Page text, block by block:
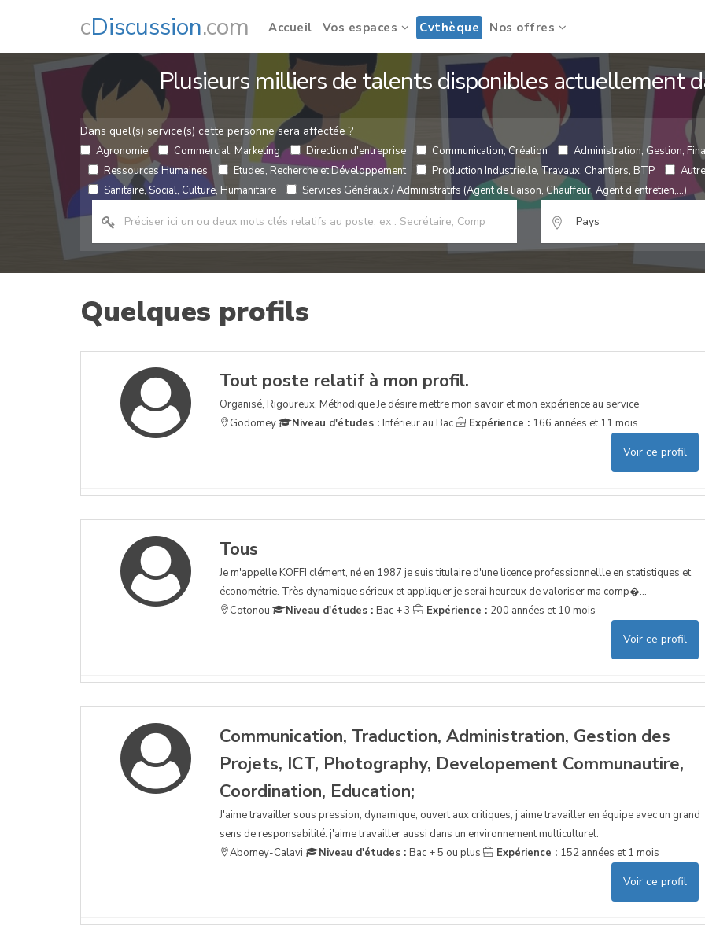
cDiscussion.com Accueil Vos espaces Cvthèque Nos offres
Plusieurs milliers de talents disponibles actuellement
Dans quel(s) service(s) cette personne sera affectée ?
Agronomie Commercial, Marketing Direction d'entreprise Communication, Création
Administration, Gestion,
Ressources Humaines
Etudes, Recherche et Développement Production Industrielle, Travaux, Chantiers, BTP
Sanitaire, Social, Culture, Humanitaire
Services Généraux / Administratifs (Agent de liaison, Chauffeur, Agent d'entretien,...)
Quelques profils
Tout poste relatif à mon profil.
Organisé, Rigoureux, Méthodique Je désire mettre mon savoir et mon expérience au service
Godomey
Niveau d'études : Inférieur au Bac Expérience : 166 années et 11 mois
Voir ce profil
Tous
Je m'appelle KOFFI clément, né en 1987 je suis titulaire d'une licence professionnellle en statistiques et
économétrie. Très dynamique sérieux et appliquer je serai heureux de valoriser ma comp�...
Cotonou
Niveau d'études : Bac + 3 Expérience : 200 années et 10 mois
Voir ce profil
Communication, Traduction, Administration, Gestion des
Projets, ICT, Photography, Developement Communautire,
Coordination, Education;
J'aime travailler sous pression; dynamique, ouvert aux critiques, j'aime travailler en équipe avec un grand
sens de responsabilité. j'aime travailler aussi dans un environnement multiculturel.
Abomey-Calavi
Niveau d'études : Bac + 5 ou plus Expérience : 152 années et 1 mois
Voir ce profil